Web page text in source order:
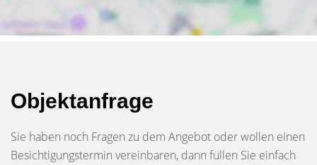
Objektanfrage
Sie haben noch Fragen zu dem Angebot oder wollen einen
Besichtigungstermin vereinbaren, dann füllen Sie einfach